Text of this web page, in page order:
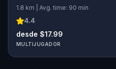
1.8 km | Avg. time: 90 min
4.4
desde $17.99
MULTIJUGADOR